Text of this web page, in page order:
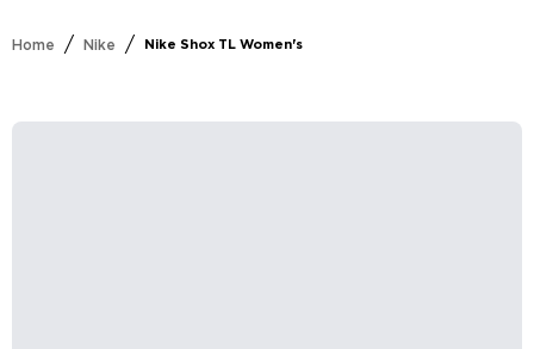
Home / Nike / Nike Shox TL Women's